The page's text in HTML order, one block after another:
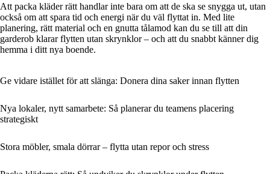
Att packa kläder rätt handlar inte bara om att de ska se snygga ut, utan
också om att spara tid och energi när du väl flyttat in. Med lite
planering, rätt material och en gnutta tålamod kan du se till att din
garderob klarar flytten utan skrynklor – och att du snabbt känner dig
hemma i ditt nya boende.
Ge vidare istället för att slänga: Donera dina saker innan flytten
Nya lokaler, nytt samarbete: Så planerar du teamens placering
strategiskt
Stora möbler, smala dörrar – flytta utan repor och stress